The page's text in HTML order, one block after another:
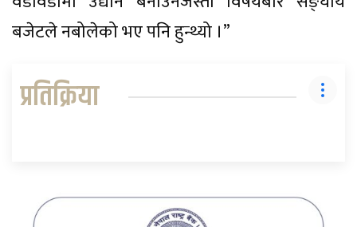
बजेटले नबोलेको भए पनि हुन्थ्यो ।”
प्रतिक्रिया